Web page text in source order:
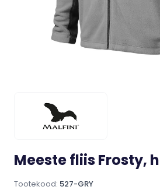
Meeste fliis Frosty,
Tootekood: 527-GRY